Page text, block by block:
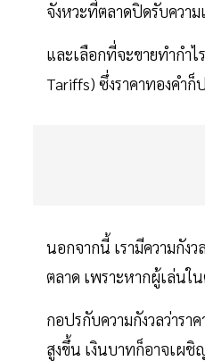
จังหวะที่ตลาดปิดรับควา
และเลือกที่จะขายทำกำ
Tariffs) ซึ่งราคาทองคำ
นอกจากนี้ เรามีความกัง
ตลาด เพราะหากผู้เล่นใ
กอปรกับความกังวลว่ารา
สูงขึ้น เงินบาทก็อาจเผชิ